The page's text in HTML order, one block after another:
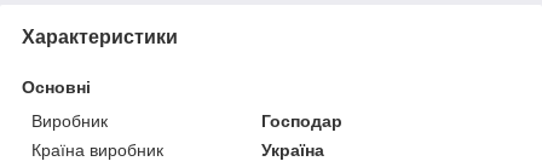
Характеристики
Основні
Виробник
Господар
Країна виробник
Україна